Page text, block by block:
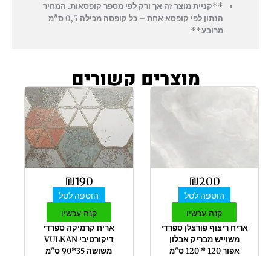
**קניית מוצר זה אך ורק לפי מספר קופסאות. המחיר
הנתון לפי קופסא אחת – כל קופסה מכילה 0,5 ס"מ
מרובע**
מוצרים קשורים
₪200
הוספה לסל
קנה עכשיו
אריח ריצוף פורצלן ספרדי
משוייש מבריק אבלון
אפור 120 * 120 ס"מ
₪190
הוספה לסל
קנה עכשיו
אריח קרמיקה ספרדי
דיקורטיבי VULKAN
משושה 35*90 ס"מ